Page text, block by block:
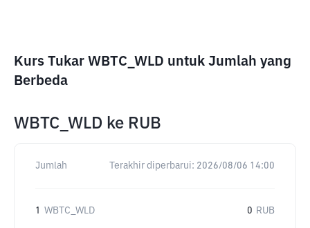
Kurs Tukar WBTC_WLD untuk Jumlah yang
Berbeda
WBTC_WLD ke RUB
Jumlah Terakhir diperbarui: 2026/08/06 14:00
1 WBTC_WLD 0 RUB